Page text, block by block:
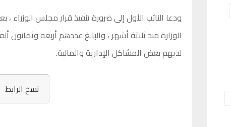
ودعا النائب الأول إلى ضرورة تنفيذ قرار مجلس
الوزارة منذ ثلاثة أشهر ، والبالغ عددهم أربعه
لديهم بعض المشاكل الإدارية والمالية.
نسخ الرابط